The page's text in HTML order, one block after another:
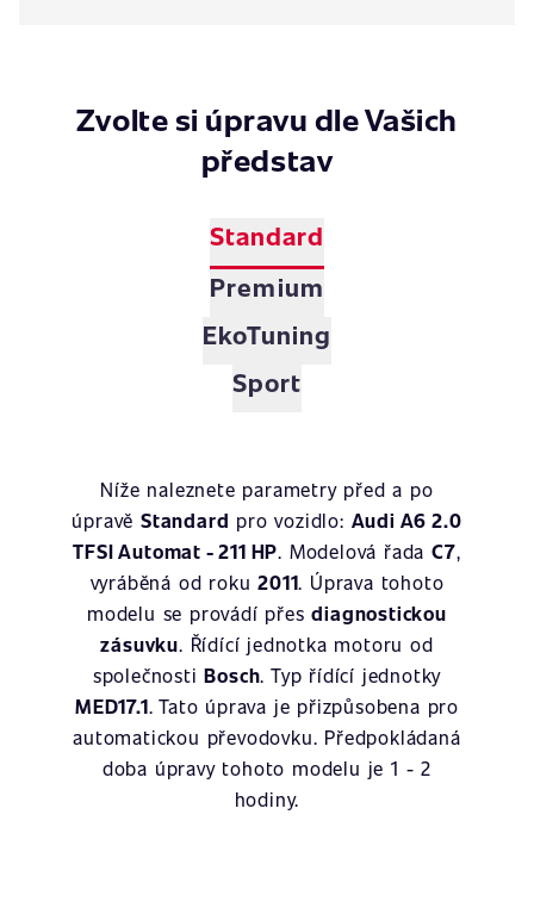
Zvolte si úpravu dle Vašich
představ
Standard
Premium
EkoTuning
Sport
Níže naleznete parametry před a po
úpravěStandard pro vozidlo: Audi A6 2.0
TFSI Automat - 211 HP. Modelová řadaC7,
vyráběná od roku2011. Úprava tohoto
modelu se provádí přesdiagnostickou
zásuvku. Řídící jednotka motoru od
společnostiBosch. Typ řídící jednotky
MED17.1. Tato úprava je přizpůsobena pro
automatickou převodovku. Předpokládaná
doba úpravy tohoto modelu je 1 - 2
hodiny.